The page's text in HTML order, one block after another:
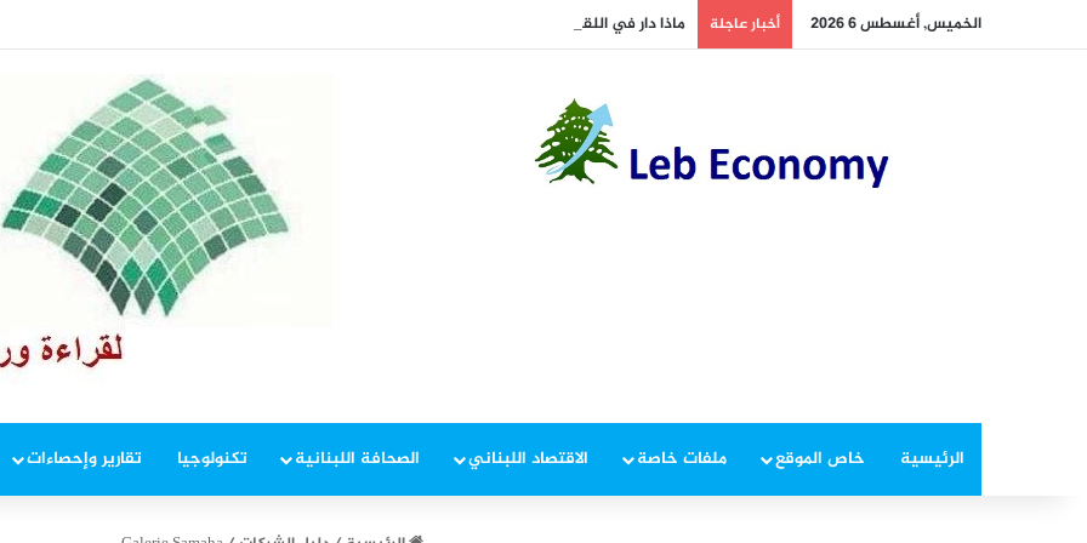
الخميس, أغسطس 6 2026 أخبار عاجلة ماذا دار في اللقاء بين هيكل وقائد القوة المشتركة الألمانية؟
الرئيسية خاص الموقع ملفات خاصة الاقتصاد اللبناني الصحافة اللبنانية تكنولوجيا تقارير وإحصاءات